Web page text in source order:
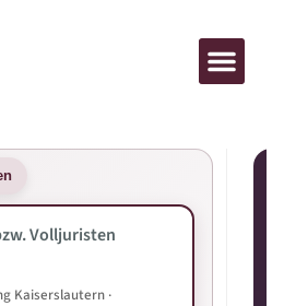
Volljuristen
Kaiserslautern ·